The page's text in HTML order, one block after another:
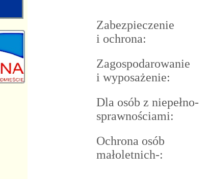
Zabezpieczenie
i ochrona:
Zagospodarowanie
i wyposażenie:
Dla osób z niepełno-
sprawnościami:
Ochrona osób
małoletnich-: